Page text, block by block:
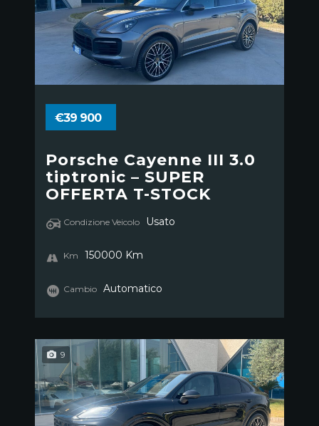
€39 900
Porsche Cayenne III 3.0
tiptronic – SUPER
OFFERTA T-STOCK
Condizione Veicolo Usato
Km 150000 Km
Cambio Automatico
9